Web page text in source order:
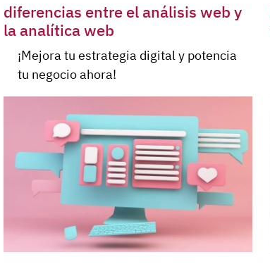
diferencias entre el análisis web y
la analítica web
¡Mejora tu estrategia digital y potencia
tu negocio ahora!